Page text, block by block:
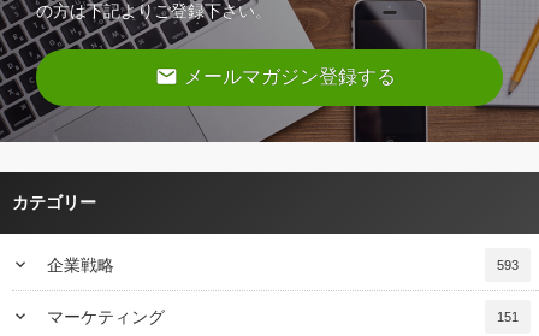
の方は下記よりご登録下さい。
email メールマガジン登録する
カテゴリー
keyboard_arrow_down 企業戦略 593
keyboard_arrow_down マーケティング 151